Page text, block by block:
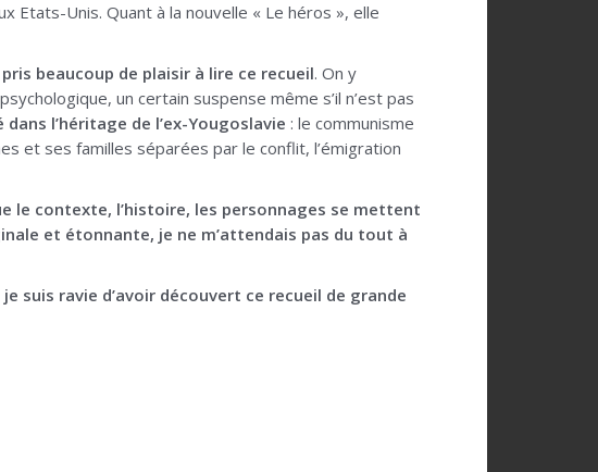
Unis. Quant à la nouvelle « Le héros », elle
beaucoup de plaisir à lire ce recueil. On y
un certain suspense même s’il n’est pas
l’héritage de l’ex-Yougoslavie : le communisme
et ses familles séparées par le conflit, l’émigration
le contexte, l’histoire, les personnages se mettent
et étonnante, je ne m’attendais pas du tout à
suis ravie d’avoir découvert ce recueil de grande